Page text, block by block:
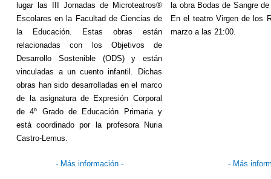
lugar las III Jornadas de Microteatros®
Escolares en la Facultad de Ciencias de
la Educación. Estas obras están
relacionadas con los Objetivos de
Desarrollo Sostenible (ODS) y están
vinculadas a un cuento infantil. Dichas
obras han sido desarrolladas en el marco
de la asignatura de Expresión Corporal
de 4º Grado de Educación Primaria y
está coordinado por la profesora Nuria
Castro-Lemus.
la obra Bodas de Sangre
En el teatro Virgen de los
marzo a las 21:00.
- Más información- - Más